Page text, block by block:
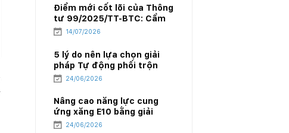
Điểm mới cốt lõi của Thông
tư 99/2025/TT-BTC: Cẩm
nang chuyển đổi hệ thống
xăng dầu
14/07/2026
5 lý do nên lựa chọn giải
pháp Tự động phối trộn
E10 của PIACOM
24/06/2026
Nâng cao năng lực cung
ứng xăng E10 bằng giải
pháp Tự động phối trộn
24/06/2026